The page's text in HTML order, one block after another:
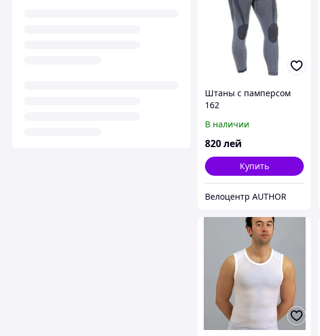
Штаны с памперсом
162
В наличии
820лей
Купить
Велоцентр AUTHOR